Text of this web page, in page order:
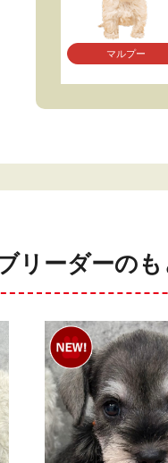
マルプー
リーダーの